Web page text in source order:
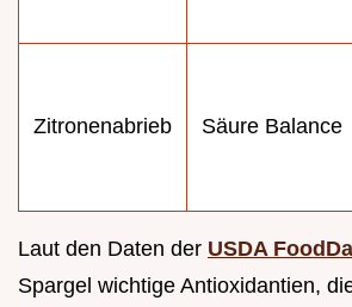
Zitronenabrieb Säure Balance
Laut den Daten der USDA
Spargel wichtige Antioxidantien,